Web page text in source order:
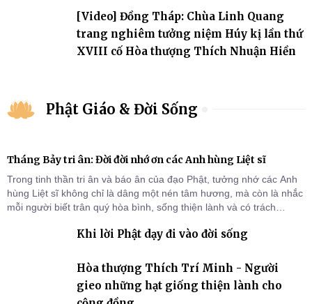
[Video] Đồng Tháp: Chùa Linh Quang
trang nghiêm tưởng niệm Húy kị lần thứ
XVIII cố Hòa thượng Thích Nhuận Hiền
Phật Giáo & Đời Sống
Tháng Bảy tri ân: Đời đời nhớ ơn các Anh hùng Liệt sĩ
Trong tinh thần tri ân và báo ân của đạo Phật, tưởng nhớ các Anh
hùng Liệt sĩ không chỉ là dâng một nén tâm hương, mà còn là nhắc
mỗi người biết trân quý hòa bình, sống thiện lành và có trách
Khi lời Phật dạy đi vào đời sống
Hòa thượng Thích Trí Minh - Người
gieo những hạt giống thiện lành cho